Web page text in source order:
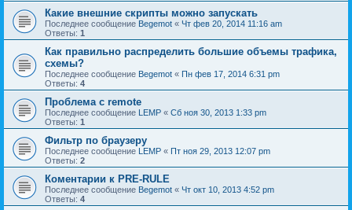
Какие внешние скрипты можно запускать
Последнее сообщение Begemot « Чт фев 20, 2014 11:16 am
Ответы: 1
Как правильно распределить большие объемы трафика,
схемы?
Последнее сообщение Begemot « Пн фев 17, 2014 6:31 pm
Ответы: 4
Проблема с remote
Последнее сообщение LEMP « Сб ноя 30, 2013 1:33 pm
Ответы: 1
Фильтр по браузеру
Последнее сообщение LEMP « Пт ноя 29, 2013 12:07 pm
Ответы: 2
Коментарии к PRE-RULE
Последнее сообщение Begemot « Чт окт 10, 2013 4:52 pm
Ответы: 4